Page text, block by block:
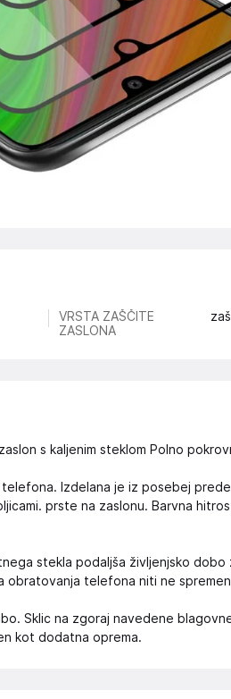
VRSTA ZAŠČITE
ZASLONA
s kaljenim steklom Polno
Izdelana je iz posebej
prste na zaslonu. Barvna
stekla podaljša življenjsko dobo
obratovanja telefona niti ne
Sklic na zgoraj navedene
kot dodatna oprema.